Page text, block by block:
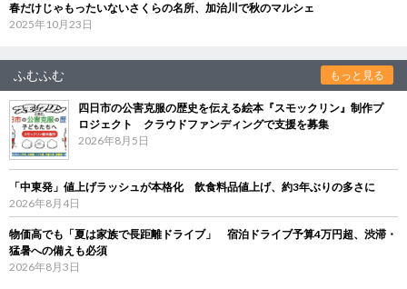
春だけじゃもったいないさくらの名所、加治川で秋のマルシェ
2025年10月23日
ふむふむ もっと見る
四日市の公害克服の歴史を伝える絵本『スモックリン』制作プ
ロジェクト クラウドファンディングで支援を募集
2026年8月5日
「中東発」値上げラッシュが本格化 飲食料品値上げ、約3年ぶりの多さに
2026年8月4日
物価高でも「夏は家族で長距離ドライブ」 宿泊ドライブ予算4万円超、渋滞・
猛暑への備えも必須
2026年8月3日